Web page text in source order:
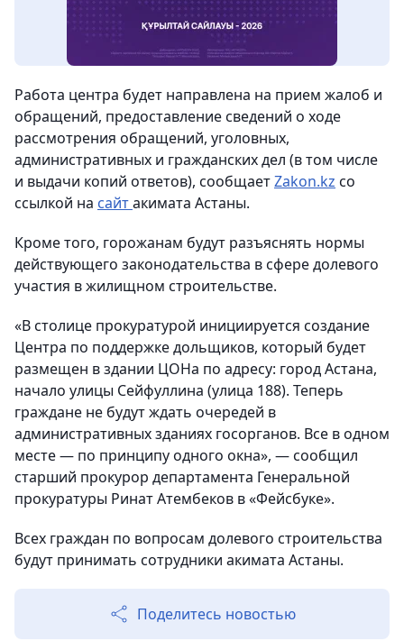
Работа центра будет направлена на прием жалоб и
обращений, предоставление сведений о ходе
рассмотрения обращений, уголовных,
административных и гражданских дел (в том числе
и выдачи копий ответов), сообщаетZakon.kz со
ссылкой на сайтакимата Астаны.
Кроме того, горожанам будут разъяснять нормы
действующего законодательства в сфере долевого
участия в жилищном строительстве.
«В столице прокуратурой инициируется создание
Центра по поддержке дольщиков, который будет
размещен в здании ЦОНа по адресу: город Астана,
начало улицы Сейфуллина (улица 188). Теперь
граждане не будут ждать очередей в
административных зданиях госорганов. Все в одном
месте — по принципу одного окна», — сообщил
старший прокурор департамента Генеральной
прокуратуры Ринат Атембеков в «Фейсбуке».
Всех граждан по вопросам долевого строительства
будут принимать сотрудники акимата Астаны.
Поделитесь новостью